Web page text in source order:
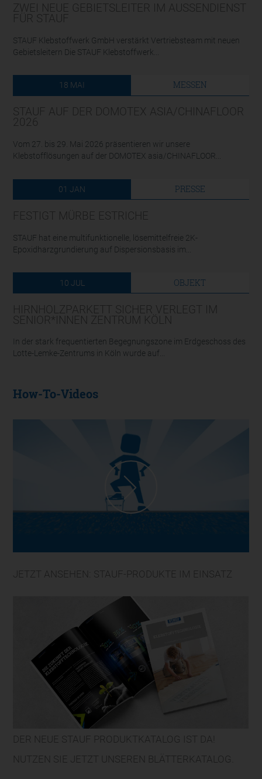
ZWEI NEUE GEBIETSLEITER IM AUSSENDIENST F
ÜR STAUF
STAUF Klebstoffwerk GmbH verstärkt Vertriebsteam mit neuen
Gebietsleitern Die STAUF Klebstoffwerk...
18 MAI MESSEN
STAUF AUF DER DOMOTEX ASIA/CHINAFLOOR
2026
Vom 27. bis 29. Mai 2026 präsentieren wir unsere
Klebstofflösungen auf der DOMOTEX asia/CHINAFLOOR...
01 JAN PRESSE
FESTIGT MÜRBE ESTRICHE
STAUF hat eine multifunktionelle, lösemittelfreie 2K-
Epoxidharzgrundierung auf Dispersionsbasis im...
10 JUL OBJEKT
HIRNHOLZPARKETT SICHER VERLEGT IM
SENIOR*INNEN ZENTRUM KÖLN
In der stark frequentierten Begegnungszone im Erdgeschoss des
Lotte-Lemke-Zentrums in Köln wurde auf...
How-To-Videos
JETZT ANSEHEN: STAUF-PRODUKTE IM EINSATZ
DER NEUE STAUF PRODUKTKATALOG IST DA!
NUTZEN SIE JETZT UNSEREN BLÄTTERKATALOG.